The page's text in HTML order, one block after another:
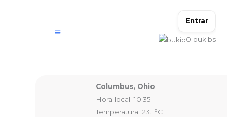
Entrar
0 bukibs
Columbus, Ohio
Hora local: 10:35
Temperatura: 23.1°C